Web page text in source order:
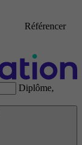
Référencer
Diplôme,